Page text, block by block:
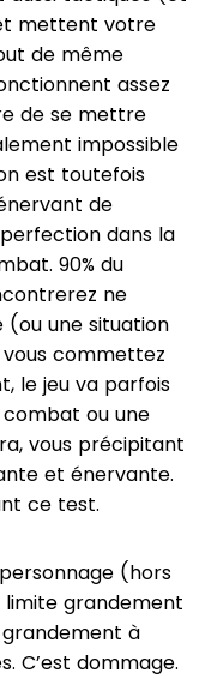
mettent votre
de même
assez
de se mettre
impossible
est toutefois
de
dans la
90% du
ne
(ou une situation
commettez
le jeu va parfois
ou une
vous précipitant
et énervante.
ce test.
(hors
limite grandement
à
C’est dommage.